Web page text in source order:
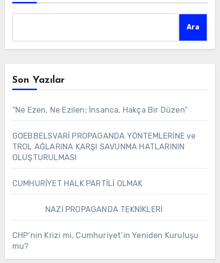
Ara
Son Yazılar
“Ne Ezen, Ne Ezilen; İnsanca, Hakça Bir Düzen”
GOEBBELSVARİ PROPAGANDA YÖNTEMLERİNE ve
TROL AĞLARINA KARŞI SAVUNMA HATLARININ
OLUŞTURULMASI
CUMHURİYET HALK PARTİLİ OLMAK
NAZİ PROPAGANDA TEKNİKLERİ
CHP’nin Krizi mi, Cumhuriyet’in Yeniden Kuruluşu
mu?